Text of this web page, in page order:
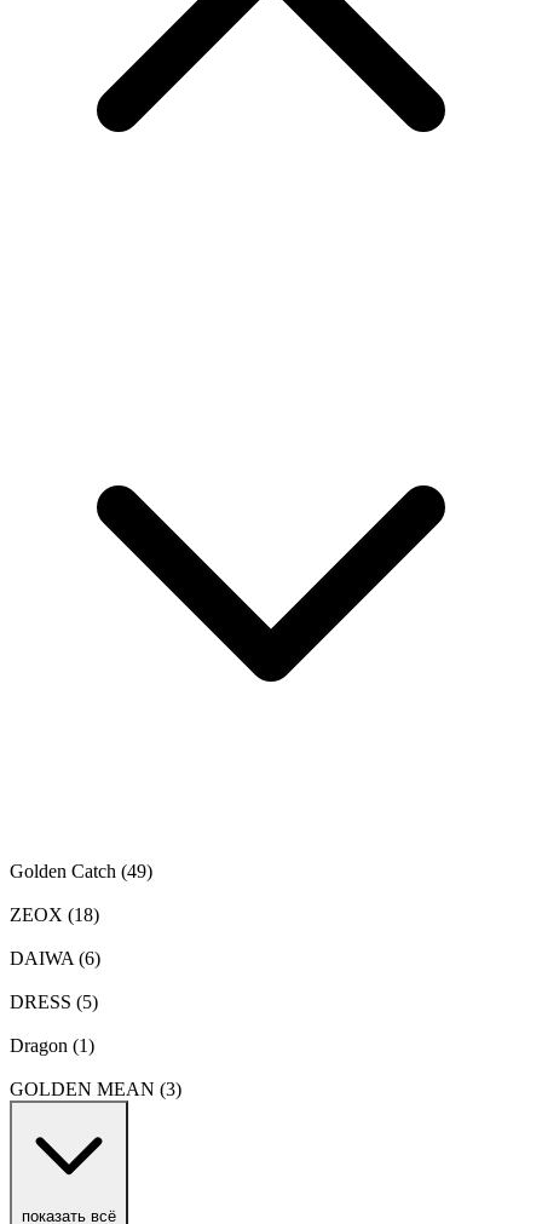
Golden Catch (49)
ZEOX (18)
DAIWA (6)
DRESS (5)
Dragon (1)
GOLDEN MEAN (3)
показать всё